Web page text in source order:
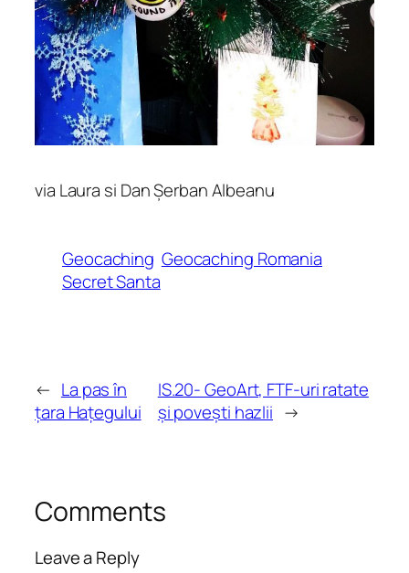
via Laura si Dan Șerban Albeanu
Geocaching Geocaching Romania
Secret Santa
← La pas în
țara Hațegului
IS.20- GeoArt, FTF-uri ratate
și povești hazlii →
Comments
Leave a Reply